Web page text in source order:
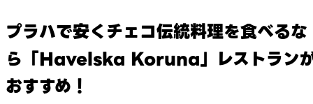
プラハで安くチェコ伝統料理を食べるな
ら「Havelska Koruna」レストラン
おすすめ！